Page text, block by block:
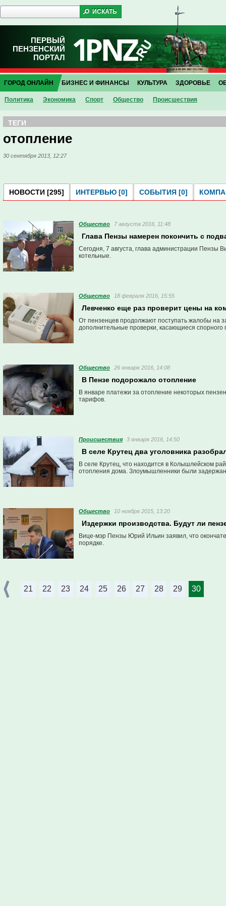
ПЕРВЫЙ
ПЕНЗЕНСКИЙ
ПОРТАЛ
ГОРОД ОНЛАЙН
Политика Экономика Спорт Общество Проиcшествия
БИЗНЕС И ФИНАНСЫ КУЛЬТУРА ЗДОРОВЬЕ
ТЕГИ
отопление
30 сентября 2013, 12:27
НОВОСТИ [295] ИНТЕРВЬЮ [0] СОБЫТИЯ [0]
Общество 7 августа 2016, 11:48
Глава Пензы намерен покончить с
Сегодня, 7 августа, глава администрации Пензы
котельные.
Общество 18 февраля 2016, 15:55
Левченко еще раз проверит цены на
От пензенцев продолжают поступать жалобы на
дополнительные проверки, касающиеся
Общество 26 января 2016, 14:08
В Пензе подорожало отопление
В январе платежи за отопление некоторых
тарифов.
Проиcшествия 3 января 2016, 14:50
В селе Крутец два уголовника
В селе Крутец, что находится в Колышлейском
отопления дома. Злоумышленники были
Общество 10 ноября 2015, 13:20
Издержки производства. Будут ли
Вице-мэр Пензы Юрий Ильин заявил, что
порядке.
21 22 23 24 25 26 27 28 29 30